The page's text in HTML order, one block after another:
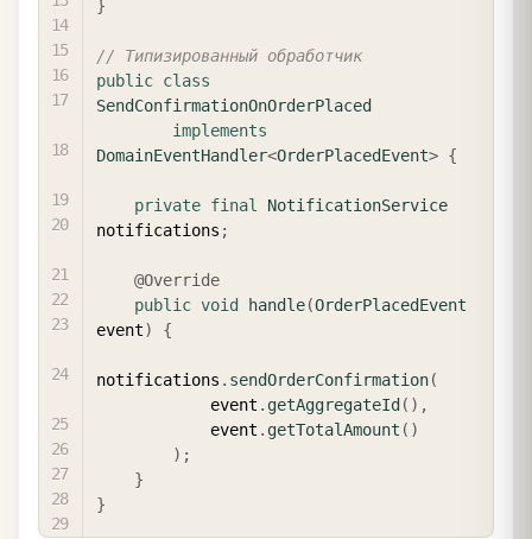
}
// Типизированный обработчик
public class
SendConfirmationOnOrderPlaced
implements
DomainEventHandler<OrderPlacedEvent> {
private final
NotificationService
notifications ;
@Override
public void handle(OrderPlacedEvent
event) {
notifications . sendOrderConfirmation(
            event
. getAggregateId ( ) ,
            event
. getTotalAmount ( )
) ;
}
}